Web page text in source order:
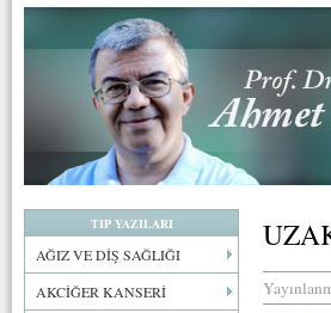
TIP YAZILARI
AĞIZ VE DİŞ SAĞLIĞI
AKCİĞER KANSERİ